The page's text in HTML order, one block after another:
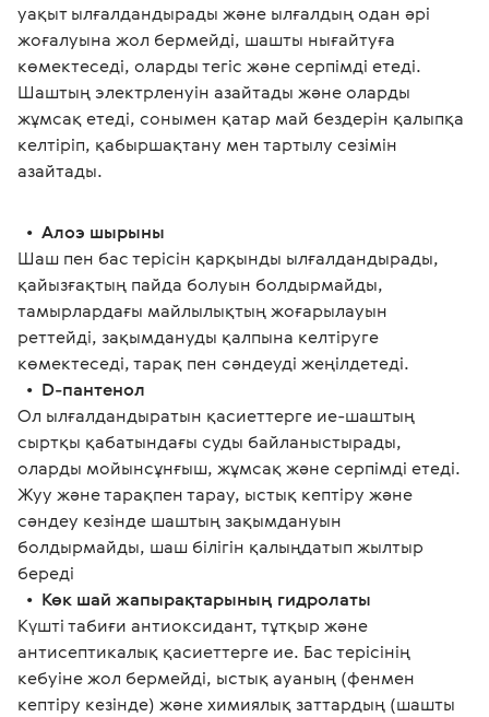
уақыт ылғалдандырады және ылғалдың одан әрі
жоғалуына жол бермейді, шашты нығайтуға
көмектеседі, оларды тегіс және серпімді етеді.
Шаштың электрленуін азайтады және оларды
жұмсақ етеді, сонымен қатар май бездерін қалыпқа
келтіріп, қабыршақтану мен тартылу сезімін
азайтады.
• Алоэ шырыны
Шаш пен бас терісін қарқынды ылғалдандырады,
қайызғақтың пайда болуын болдырмайды,
тамырлардағы майлылықтың жоғарылауын
реттейді, зақымдануды қалпына келтіруге
көмектеседі, тарақ пен сәндеуді жеңілдетеді.
• D-пантенол
Ол ылғалдандыратын қасиеттерге ие-шаштың
сыртқы қабатындағы суды байланыстырады,
оларды мойынсұнғыш, жұмсақ және серпімді етеді.
Жуу және тарақпен тарау, ыстық кептіру және
сәндеу кезінде шаштың зақымдануын
болдырмайды, шаш білігін қалыңдатып жылтыр
береді
• Көк шай жапырақтарының гидролаты
Күшті табиғи антиоксидант, тұтқыр және
антисептикалық қасиеттерге ие. Бас терісінің
кебуіне жол бермейді, ыстық ауаның (фенмен
кептіру кезінде) және химиялық заттардың (шашты